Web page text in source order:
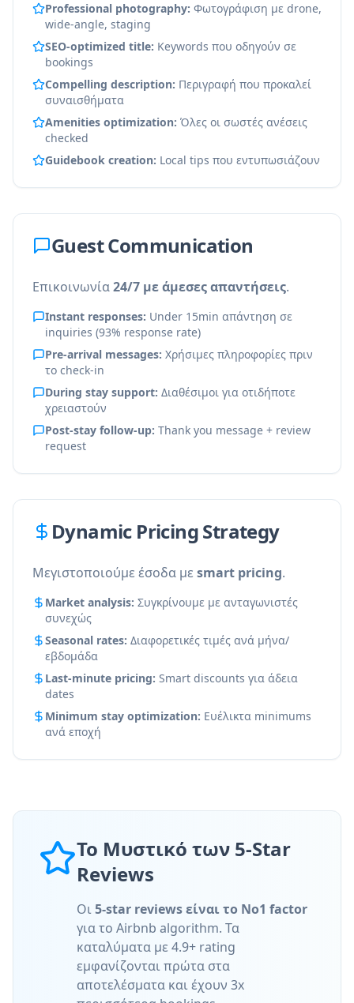
Professional photography: Φωτογράφιση με drone,
wide-angle, staging
SEO-optimized title: Keywords που οδηγούν σε
bookings
Compelling description: Περιγραφή που προκαλεί
συναισθήματα
Amenities optimization: Όλες οι σωστές ανέσεις
checked
Guidebook creation: Local tips που εντυπωσιάζουν
Guest Communication
Επικοινωνία24/7 με άμεσες απαντήσεις.
Instant responses: Under 15min απάντηση σε
inquiries (93% response rate)
Pre-arrival messages: Χρήσιμες πληροφορίες πριν
το check-in
During stay support: Διαθέσιμοι για οτιδήποτε
χρειαστούν
Post-stay follow-up: Thank you message + review
request
Dynamic Pricing Strategy
Μεγιστοποιούμε έσοδα με smart pricing.
Market analysis: Συγκρίνουμε με ανταγωνιστές
συνεχώς
Seasonal rates: Διαφορετικές τιμές ανά μήνα/
εβδομάδα
Last-minute pricing: Smart discounts για άδεια
dates
Minimum stay optimization: Ευέλικτα minimums
ανά εποχή
Το Μυστικό των 5-Star
Reviews
Οι5-star reviews είναι το Νο1 factor
για το Airbnb algorithm. Τα
καταλύματα με 4.9+ rating
εμφανίζονται πρώτα στα
αποτελέσματα και έχουν 3x